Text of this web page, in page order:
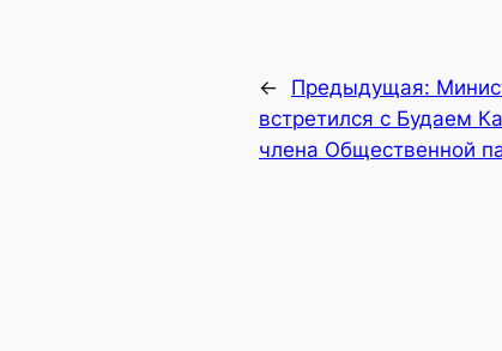
← Предыдущая:
встретился с Будаем
члена Общественной